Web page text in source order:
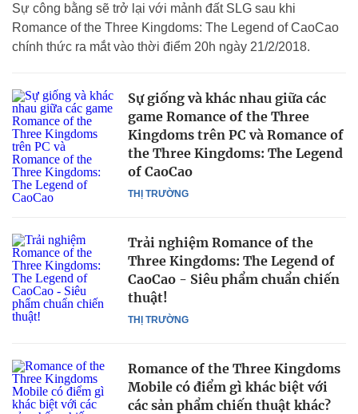
Sự công bằng sẽ trở lại với mảnh đất SLG sau khi
Romance of the Three Kingdoms: The Legend of CaoCao
chính thức ra mắt vào thời điểm 20h ngày 21/2/2018.
THỊ TRƯỜNG
Sự giống và khác nhau giữa các
game Romance of the Three
Kingdoms trên PC và Romance of
the Three Kingdoms: The Legend
of CaoCao
THỊ TRƯỜNG
Trải nghiệm Romance of the
Three Kingdoms: The Legend of
CaoCao - Siêu phẩm chuẩn chiến
thuật!
Romance of the Three Kingdoms
Mobile có điểm gì khác biệt với
các sản phẩm chiến thuật khác?